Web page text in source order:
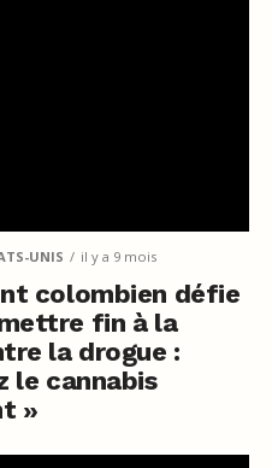
UNIS il y a 9 mois
colombien défie
fin à la
la drogue :
le cannabis
»